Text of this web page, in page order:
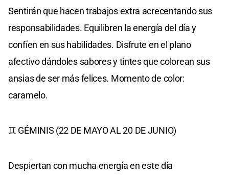
Sentirán que hacen trabajos extra acrecentando sus
responsabilidades. Equilibren la energía del día y
confíen en sus habilidades. Disfrute en el plano
afectivo dándoles sabores y tintes que colorean sus
ansias de ser más felices. Momento de color:
caramelo.
♊ GÉMINIS (22 DE MAYO AL 20 DE JUNIO)
Despiertan con mucha energía en este día